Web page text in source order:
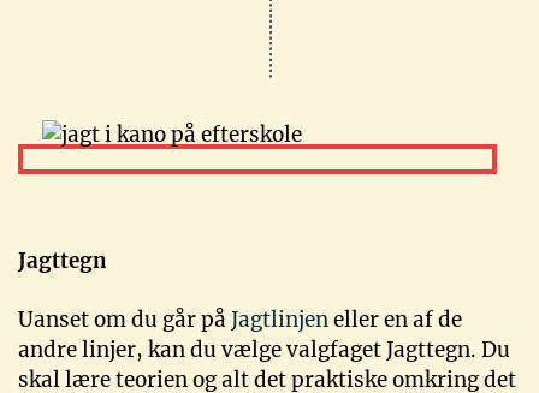
Jagttegn
Uanset om du går på Jagtlinjeneller en af de
andre linjer, kan du vælge valgfaget Jagttegn. Du
skal lære teorien og alt det praktiske omkring det